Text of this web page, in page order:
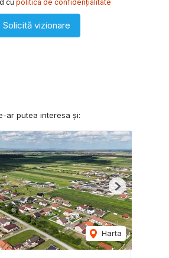
cu politica de confidențialitate
Solicită vizionare
ar putea interesa și:
Harta
Next